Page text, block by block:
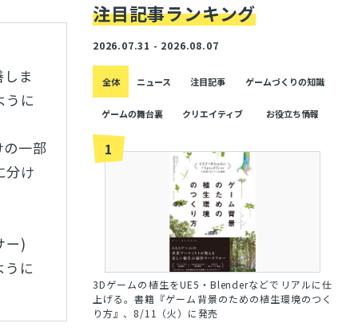
ま
うに
一部
分け
ー)
に
注目記事ランキング
2026.07.31 - 2026.08.07
全体 ニュース 注目記事 ゲームづくりの知識
ゲームの舞台裏 クリエイティブ お役立ち情報
1
3Dゲームの植生をUE5・Blenderなどでリアルに仕
上げる。書籍『ゲーム背景のための植生環境のつく
り方』、8/11（火）に発売